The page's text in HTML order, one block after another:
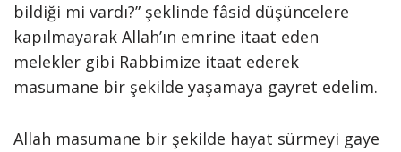
bildiği mi vardı?” şeklinde fâsid düşüncelere
kapılmayarak Allah’ın emrine itaat eden
melekler gibi Rabbimize itaat ederek
masumane bir şekilde yaşamaya gayret edelim.
Allah masumane bir şekilde hayat sürmeyi gaye